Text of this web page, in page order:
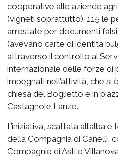
cooperative alle aziende
(vigneti soprattutto). 115 le
arrestate per documenti
(avevano carte di identità
attraverso il controllo al
internazionale delle forze di
impegnati nell’attività, che si
chiesa del Boglietto e in
Castagnole Lanze.
L’iniziativa, scattata all’alba
della Compagnia di Canelli,
Compagnie di Asti e